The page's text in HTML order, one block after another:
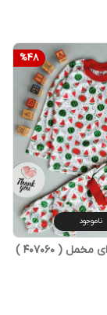
%48
ناموجود
( 407060 )